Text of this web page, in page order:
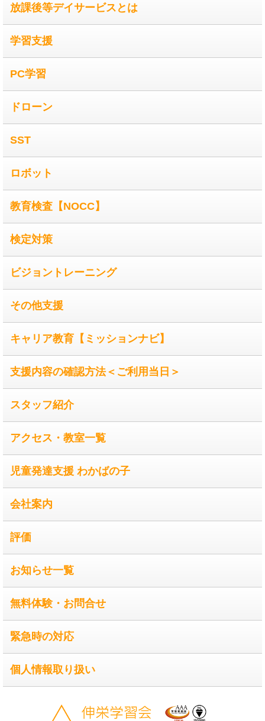
放課後等デイサービスとは
学習支援
PC学習
ドローン
SST
ロボット
教育検査【NOCC】
検定対策
ビジョントレーニング
その他支援
キャリア教育【ミッションナビ】
支援内容の確認方法＜ご利用当日＞
スタッフ紹介
アクセス・教室一覧
児童発達支援 わかばの子
会社案内
評価
お知らせ一覧
無料体験・お問合せ
緊急時の対応
個人情報取り扱い